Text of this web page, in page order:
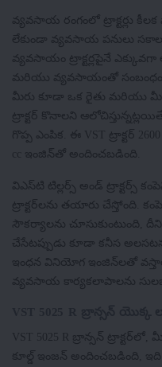
వ్యవసాయ రంగంలో ట్రాక్టర్లు కీలక
లేకుండా వ్యవసాయ పనులు
వ్యవసాయం ట్రాక్టర్లపైనే ఎక్కువగా
మరియు వ్యవసాయంతో సంబంధం
మీరు కూడా ఒక రైతు మరియు
ట్రాక్టర్ కొనాలని
గొప్ప ఎంపిక. ఈ VST ట్రాక్టర్ 2600
cc ఇంజిన్‌తో అందించబడింది.
విఎస్‌టి టిల్లర్స్ అండ్ ట్రాక్టర్స్
ట్రాక్టర్‌లను తయారు చేస్తోంది.
సౌకర్యాలను చూసుకుంటుంది,
చేసేటప్పుడు కూడా కనీస అలసటను
ఇంధన వినియోగ ఇంజిన్‌లతో
వ్యవసాయ కార్యకలాపాలను
VST 5025 R బ్రాన్సన్
కూల్డ్ ఇంజన్ అందించబడింది, ఇది